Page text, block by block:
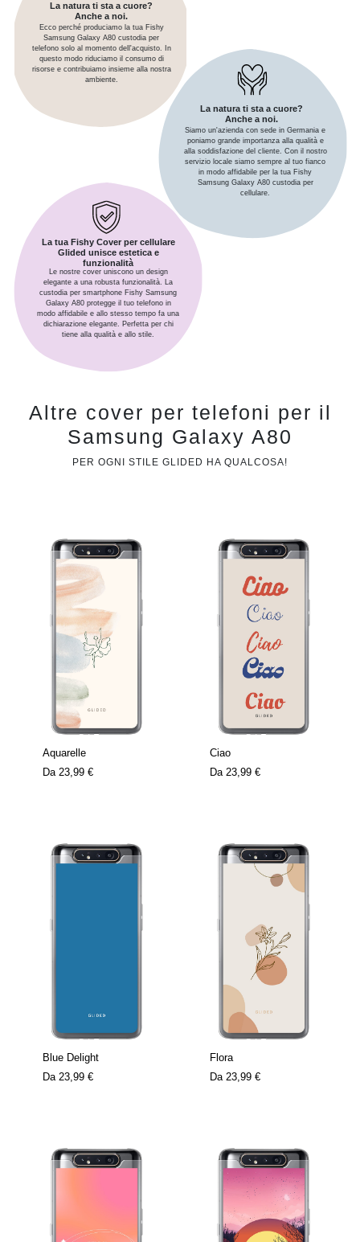
La natura ti sta a cuore?
Anche a noi.
Ecco perché produciamo la tua Fishy
Samsung Galaxy A80 custodia per
telefono solo al momento dell'acquisto. In
questo modo riduciamo il consumo di
risorse e contribuiamo insieme alla nostra
ambiente.
La natura ti sta a cuore?
Anche a noi.
Siamo un'azienda con sede in Germania e
poniamo grande importanza alla qualità e
alla soddisfazione del cliente. Con il nostro
servizio locale siamo sempre al tuo fianco
in modo affidabile per la tua Fishy
Samsung Galaxy A80 custodia per
cellulare.
La tua Fishy Cover per cellulare
Glided unisce estetica e
funzionalità
Le nostre cover uniscono un design
elegante a una robusta funzionalità. La
custodia per smartphone Fishy Samsung
Galaxy A80 protegge il tuo telefono in
modo affidabile e allo stesso tempo fa una
dichiarazione elegante. Perfetta per chi
tiene alla qualità e allo stile.
Altre cover per telefoni per il
Samsung Galaxy A80
PER OGNI STILE GLIDED HA QUALCOSA!
Aquarelle
Da 23,99 €
Ciao
Da 23,99 €
Blue Delight
Da 23,99 €
Flora
Da 23,99 €